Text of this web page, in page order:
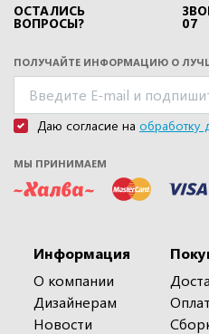
ОСТАЛИСЬ
ВОПРОСЫ? 07
ПОЛУЧАЙТЕ ИНФОРМАЦИЮ О
Даю согласие на обработку
МЫ ПРИНИМАЕМ
Информация
О компании
Дизайнерам
Новости